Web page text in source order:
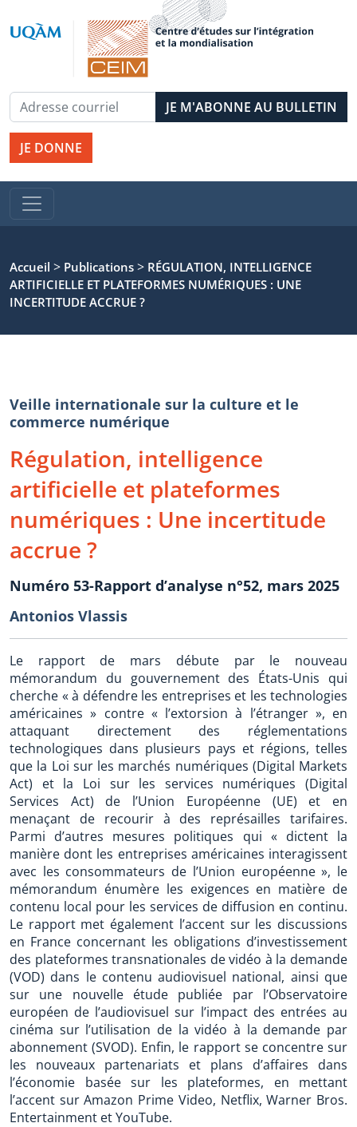
JE DONNE
Accueil > Publications > RÉGULATION, INTELLIGENCE
ARTIFICIELLE ET PLATEFORMES NUMÉRIQUES : UNE
INCERTITUDE ACCRUE ?
Veille internationale sur la culture et le
commerce numérique
Régulation, intelligence
artificielle et plateformes
numériques : Une incertitude
accrue ?
Numéro 53-Rapport d’analyse n°52, mars 2025
Antonios Vlassis
Le rapport de mars débute par le nouveau
mémorandum du gouvernement des États-Unis qui
cherche « à défendre les entreprises et les technologies
américaines » contre « l’extorsion à l’étranger », en
attaquant directement des réglementations
technologiques dans plusieurs pays et régions, telles
que la Loi sur les marchés numériques (Digital Markets
Act) et la Loi sur les services numériques (Digital
Services Act) de l’Union Européenne (UE) et en
menaçant de recourir à des représailles tarifaires.
Parmi d’autres mesures politiques qui « dictent la
manière dont les entreprises américaines interagissent
avec les consommateurs de l’Union européenne », le
mémorandum énumère les exigences en matière de
contenu local pour les services de diffusion en continu.
Le rapport met également l’accent sur les discussions
en France concernant les obligations d’investissement
des plateformes transnationales de vidéo à la demande
(VOD) dans le contenu audiovisuel national, ainsi que
sur une nouvelle étude publiée par l’Observatoire
européen de l’audiovisuel sur l’impact des entrées au
cinéma sur l’utilisation de la vidéo à la demande par
abonnement (SVOD). Enfin, le rapport se concentre sur
les nouveaux partenariats et plans d’affaires dans
l’économie basée sur les plateformes, en mettant
l’accent sur Amazon Prime Video, Netflix, Warner Bros.
Entertainment et YouTube.